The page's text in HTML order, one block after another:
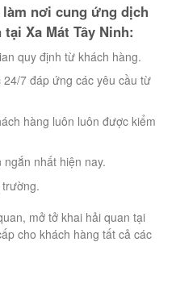
nơi cung ứng dịch
Xa Mát Tây Ninh:
quy định từ khách hàng.
7 đáp ứng các yêu cầu từ
hàng luôn luôn được kiểm
nhất hiện nay.
mở tở khai hải quan tại
cho khách hàng tất cả các